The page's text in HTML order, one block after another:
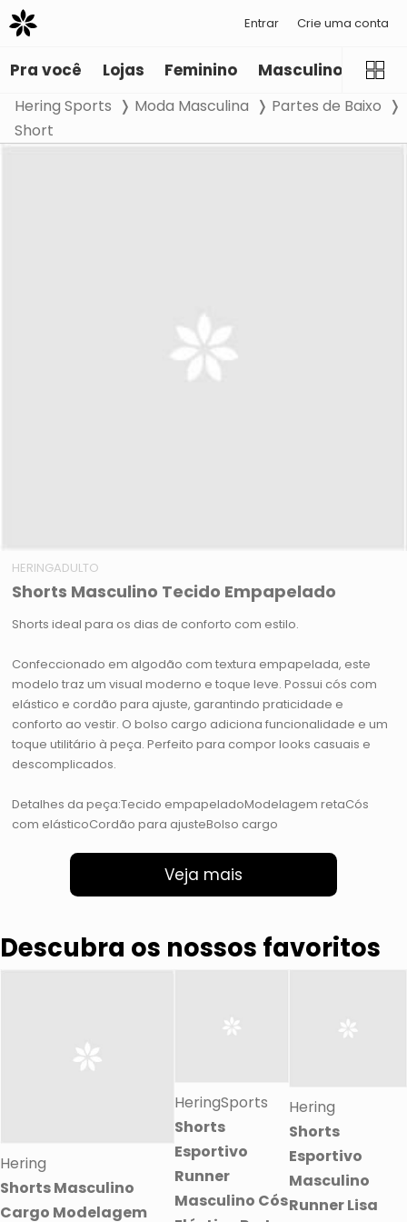
Entrar Crie uma conta
Pra você Lojas Feminino Masculino
Hering Sports Moda Masculina
Partes de Baixo
Short
HERINGADULTO
Shorts Masculino Tecido Empapelado
Shorts ideal para os dias de conforto com estilo.
Confeccionado em algodão com textura empapelada, este
modelo traz um visual moderno e toque leve. Possui cós com
elástico e cordão para ajuste, garantindo praticidade e
conforto ao vestir. O bolso cargo adiciona funcionalidade e um
toque utilitário à peça. Perfeito para compor looks casuais e
descomplicados.
Detalhes da peça:Tecido empapeladoModelagem retaCós
com elásticoCordão para ajusteBolso cargo
Veja mais
Descubra os nossos favoritos
Hering
Shorts Masculino
Cargo Modelagem
HeringSports
Shorts
Esportivo
Runner
Masculino Cós
Hering
Shorts
Esportivo
Masculino
Runner Lisa